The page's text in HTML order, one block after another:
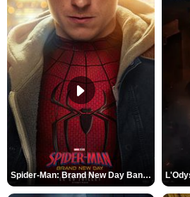
Spider-Man: Brand New Day Bande-annonce VO STFR